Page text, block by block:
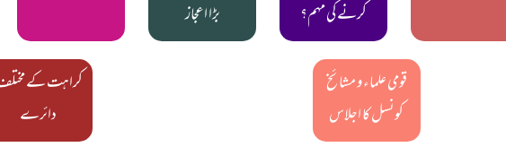
کرنے کی مہم؟
بڑا اعجاز
قومی علماء و مشائخ
کونسل کا اجلاس
کراہت کے
دائرے